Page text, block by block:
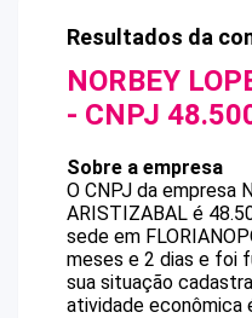
Resultados da
NORBEY
- CNPJ
Sobre a empresa
O CNPJ da empresa
ARISTIZABAL é
sede em
meses e 2 dias e foi
sua situação
atividade econômica